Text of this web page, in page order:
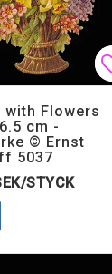
with Flowers
cm -
© Ernst
5037
STYCK